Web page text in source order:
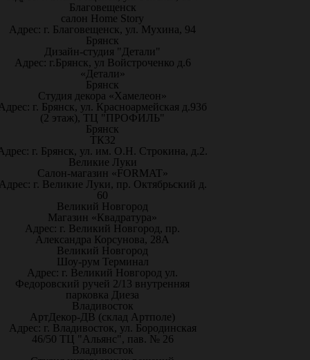
Благовещенск
салон Home Story
Адрес: г. Благовещенск, ул. Мухина, 94
Брянск
Дизайн-студия "Детали"
Адрес: г.Брянск, ул Войстроченко д.6
«Детали»
Брянск
Студия декора «Хамелеон»
г. Брянск, ул. Красноармейская д.93б
(2 этаж), ТЦ "ПРОФИЛЬ"
Брянск
ТК32
г. Брянск, ул. им. О.Н. Строкина, д.2.
Великие Луки
Салон-магазин «FORMAT»
г. Великие Луки, пр. Октябрьский д.
60
Великий Новгород
Магазин «Квадратура»
Адрес: г. Великий Новгород, пр.
Александра Корсунова, 28А
Великий Новгород
Шоу-рум Терминал
Адрес: г. Великий Новгород ул.
Федоровский ручей 2/13 внутренняя
парковка Диеза
Владивосток
АртДекор-ДВ (склад Артполе)
Адрес: г. Владивосток, ул. Бородинская
46/50 ТЦ "Альянс", пав. № 26
Владивосток